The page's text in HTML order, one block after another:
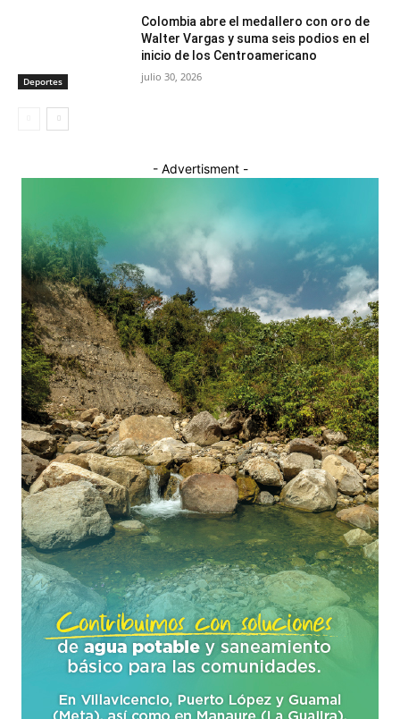
Deportes
Colombia abre el medallero con oro de
Walter Vargas y suma seis podios en el
inicio de los Centroamericano
julio 30, 2026
- Advertisment -